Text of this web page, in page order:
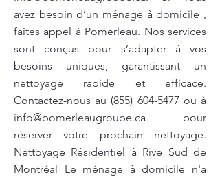
avez besoin d’un ménage à domicile ,
faites appel à Pomerleau. Nos services
sont conçus pour s’adapter à vos
besoins uniques, garantissant un
nettoyage rapide et efficace.
Contactez-nous au (855) 604-5477 ou à
info@pomerleaugroupe.ca pour
réserver votre prochain nettoyage.
Nettoyage Résidentiel à Rive Sud de
Montréal Le ménage à domicile n'a